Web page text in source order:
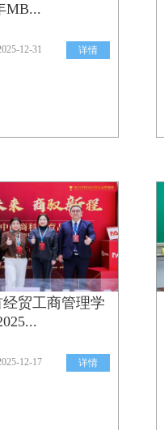
MB...
12-31 详情
贸工商管理学
12-17 详情